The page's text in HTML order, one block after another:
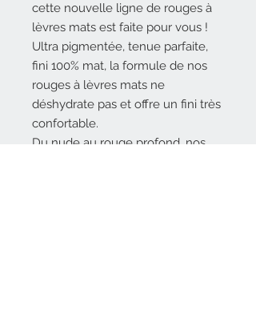
cette nouvelle ligne de rouges à
lèvres mats est faite pour vous !
Ultra pigmentée, tenue parfaite,
fini 100% mat, la formule de nos
rouges à lèvres mats ne
déshydrate pas et offre un fini très
confortable.
Du nude au rouge profond, nos